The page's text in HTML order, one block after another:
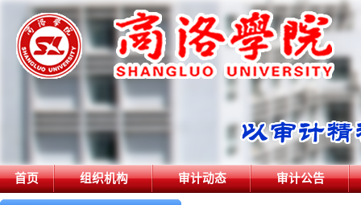
首页 组织机构 审计动态 审计公告